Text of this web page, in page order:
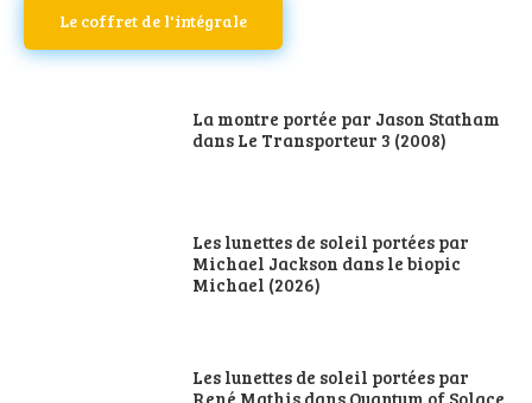
Le coffret de l'intégrale
La montre portée par Jason Statham
dans Le Transporteur 3 (2008)
Les lunettes de soleil portées par
Michael Jackson dans le biopic
Michael (2026)
Les lunettes de soleil portées par
René Mathis dans Quantum of Solace